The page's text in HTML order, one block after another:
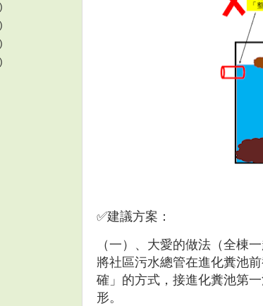
✅建議方案：
（一）、大愛的做法（全棟一
將社區污水總管在進化糞池
確」的方式，接進化糞池第
形。